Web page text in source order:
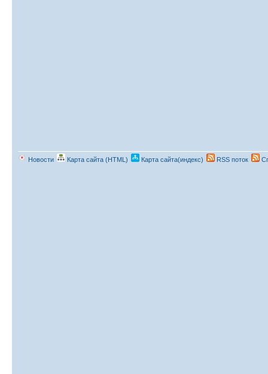
Новости Карта сайта (HTML) Карта сайта(индекс) RSS поток